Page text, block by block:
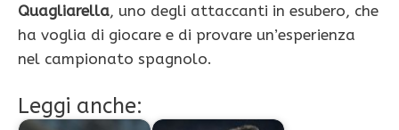
Quagliarella, uno degli attaccanti in esubero, che
ha voglia di giocare e di provare un’esperienza
nel campionato spagnolo.
Leggi anche: